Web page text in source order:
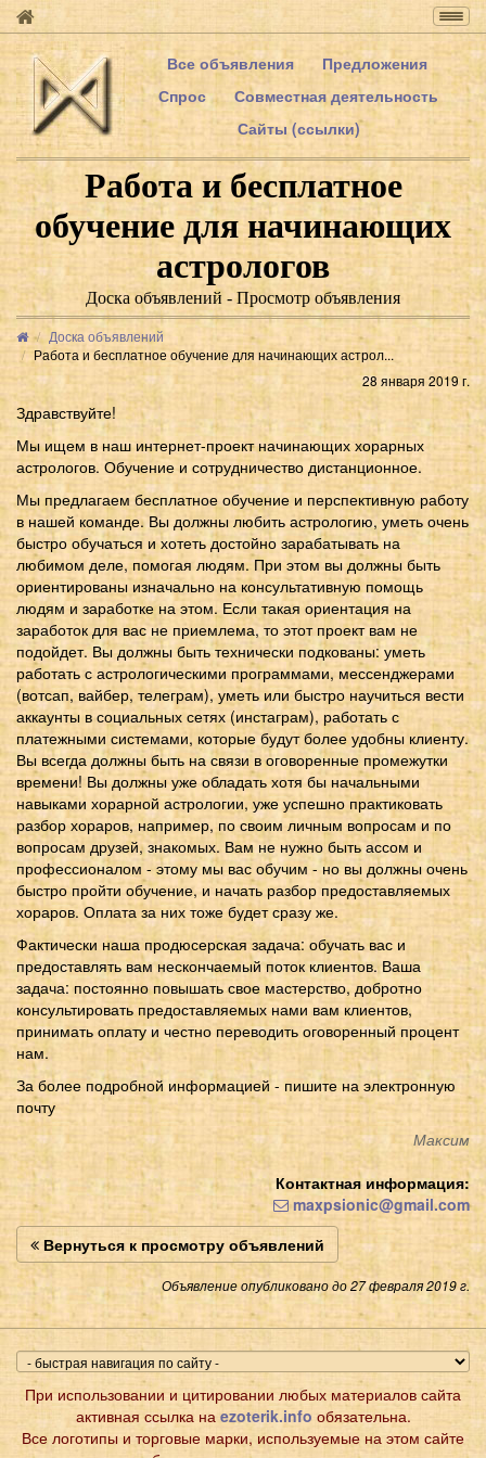
Все объявления
Предложения
Спрос
Совместная деятельность
Сайты (ссылки)
Работа и бесплатное
обучение для начинающих
астрологов
Доска объявлений - Просмотр объявления
Доска объявлений
Работа и бесплатное обучение для начинающих астрол...
28 января 2019 г.
Здравствуйте!
Мы ищем в наш интернет-проект начинающих хорарных
астрологов. Обучение и сотрудничество дистанционное.
Мы предлагаем бесплатное обучение и перспективную работу
в нашей команде. Вы должны любить астрологию, уметь очень
быстро обучаться и хотеть достойно зарабатывать на
любимом деле, помогая людям. При этом вы должны быть
ориентированы изначально на консультативную помощь
людям и заработке на этом. Если такая ориентация на
заработок для вас не приемлема, то этот проект вам не
подойдет. Вы должны быть технически подкованы: уметь
работать с астрологическими программами, мессенджерами
(вотсап, вайбер, телеграм), уметь или быстро научиться вести
аккаунты в социальных сетях (инстаграм), работать с
платежными системами, которые будут более удобны клиенту.
Вы всегда должны быть на связи в оговоренные промежутки
времени! Вы должны уже обладать хотя бы начальными
навыками хорарной астрологии, уже успешно практиковать
разбор хораров, например, по своим личным вопросам и по
вопросам друзей, знакомых. Вам не нужно быть ассом и
профессионалом - этому мы вас обучим - но вы должны очень
быстро пройти обучение, и начать разбор предоставляемых
хораров. Оплата за них тоже будет сразу же.
Фактически наша продюсерская задача: обучать вас и
предоставлять вам нескончаемый поток клиентов. Ваша
задача: постоянно повышать свое мастерство, добротно
консультировать предоставляемых нами вам клиентов,
принимать оплату и честно переводить оговоренный процент
нам.
За более подробной информацией - пишите на электронную
почту
Максим
Контактная информация:
maxpsionic@gmail.com
Вернуться к просмотру объявлений
Объявление опубликовано до 27 февраля 2019 г.
При использовании и цитировании любых материалов сайта
активная ссылка на ezoterik.info обязательна.
Все логотипы и торговые марки, используемые на этом сайте